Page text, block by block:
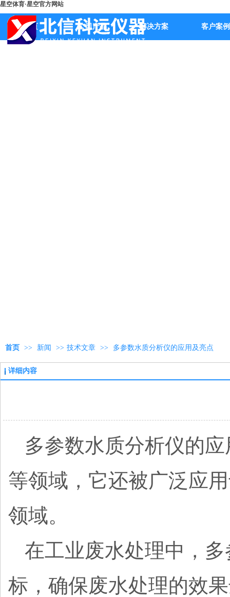
星空体育·星空官方网站
首页 公司产品 解决方案 客户案例
首页 >> 新闻 >> 技术文章 >> 多参数水质分析仪的应用及亮点
详细内容
多参数水质分析仪的
等领域，它还被广泛应
领域。
在工业废水处理中，
标，确保废水处理的效